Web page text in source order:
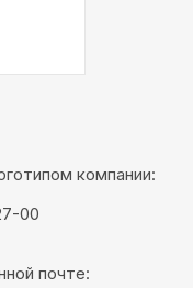
компании:
00
почте: